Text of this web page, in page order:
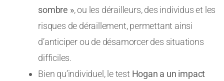
sombre », ou les dérailleurs, des individus et les
risques de déraillement, permettant ainsi
d’anticiper ou de désamorcer des situations
difficiles.
Bien qu’individuel, le test Hogan a un impact